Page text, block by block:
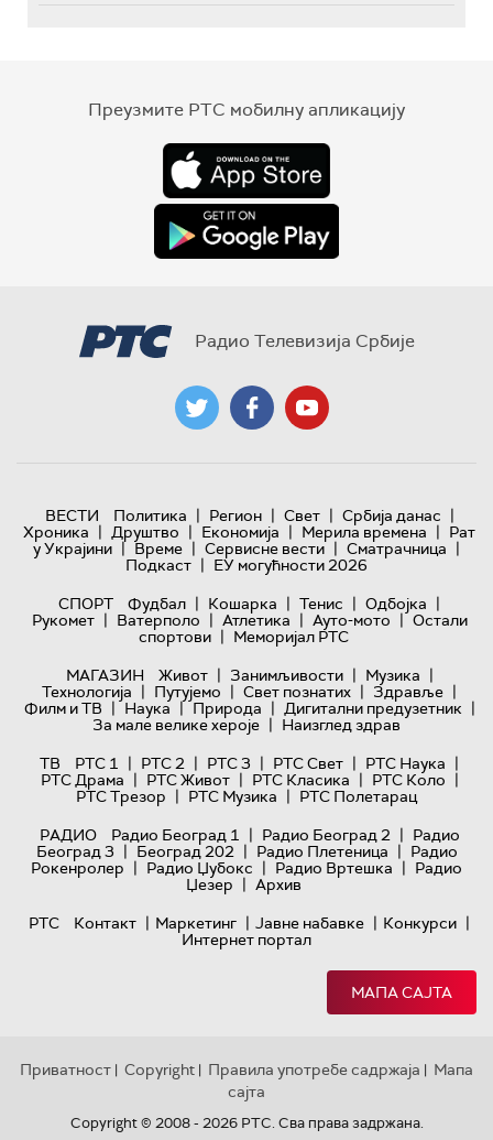
Преузмите РТС мобилну апликацију
Радио Телевизија Србије
ВЕСТИ Политика | Регион | Свет | Србија данас |
Хроника | Друштво | Економија | Мерила времена | Рат
у Украјини | Време | Сервисне вести | Сматрачница |
Подкаст | ЕУ могућности 2026
СПОРТ
Фудбал | Кошарка | Тенис | Одбојка |
Рукомет | Ватерполо | Атлетика | Ауто-мото | Остали
спортови | Меморијал РТС
МАГАЗИН
Живот | Занимљивости | Музика |
Технологијa | Путујемо | Свет познатих | Здравље |
Филм и ТВ | Наука | Природа | Дигитални предузетник |
За мале велике хероје | Наизглед здрав
ТВ
РТС 1 | РТС 2 | РТС 3 | РТС Свет | РТС Наука |
РТС Драма | РТС Живот | РТС Класика | РТС Коло |
РТС Трезор | РТС Музика | РТС Полетарац
РАДИО
Радио Београд 1 | Радио Београд 2 | Радио
Београд 3 | Београд 202 | Радио Плетеница | Радио
Рокенролер | Радио Џубокс | Радио Вртешка | Радио
Џезер | Архив
РТС
Контакт | Маркетинг | Јавне набавке | Конкурси |
Интернет портал
МАПА САЈТА
Приватност | Copyright | Правила употребе садржаја | Мапа
сајта
Copyright © 2008 - 2026 РТС. Сва права задржана.